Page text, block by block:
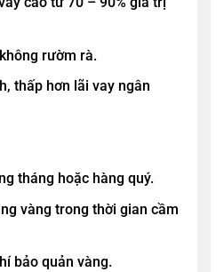
rườm rà.
thấp hơn lãi vay ngân
tháng hoặc hàng quý.
vàng trong thời gian cầm
bảo quản vàng.